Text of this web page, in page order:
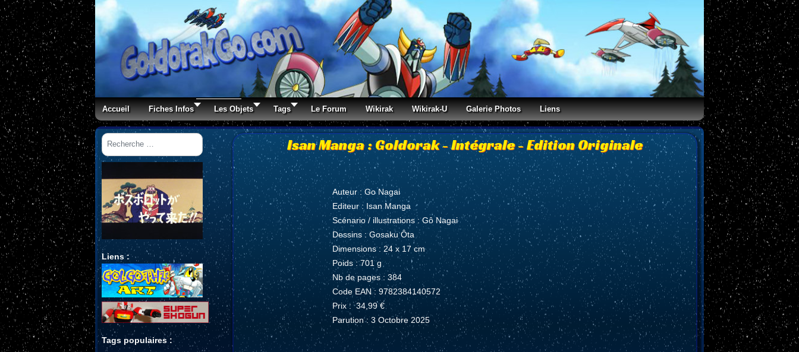
Accueil Fiches Infos Les Objets Tags Le Forum Wikirak Wikirak-U Galerie Photos Liens
Rechercher
Liens :
Tags populaires :
Isan Manga : Goldorak - Intégrale - Edition Originale
Auteur : Go Nagai
Editeur : Isan Manga
Scénario / illustrations : Gô Nagai
Dessins : Gosaku Ôta
Dimensions : 24 x 17 cm
Poids : 701 g
Nb de pages : 384
Code EAN : 9782384140572
Prix : 34,99 €
Parution : 3 Octobre 2025